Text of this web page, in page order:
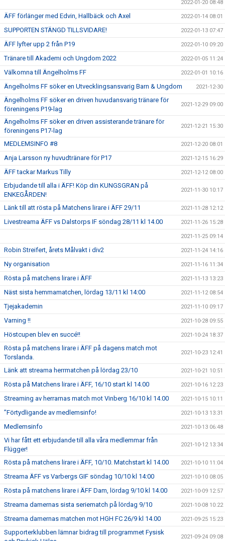
2022-01-20 08:48
ÄFF förlänger med Edvin, Hallbäck och Axel 2022-01-14 08:01
SUPPORTEN STÄNGD TILLSVIDARE! 2022-01-13 07:47
ÄFF lyfter upp 2 från P19 2022-01-10 09:20
Tränare till Akademi och Ungdom 2022 2022-01-05 11:24
Välkomna till Ängelholms FF 2022-01-01 10:16
Ängelholms FF söker en Utvecklingsansvarig Barn & Ungdom 2021-12-30
Ängelholms FF söker en driven huvudansvarig tränare för
föreningens P19-lag
2021-12-29 09:00
Ängelholms FF söker en driven assisterande tränare för
föreningens P17-lag
2021-12-21 15:30
MEDLEMSINFO #8 2021-12-20 08:01
Anja Larsson ny huvudtränare för P17 2021-12-15 16:29
ÄFF tackar Markus Tilly 2021-12-12 08:00
Erbjudande till alla i ÄFF! Köp din KUNGSGRAN på
ENKEGÅRDEN!
2021-11-30 10:17
Länk till att rösta på Matchens lirare i ÄFF 29/11 2021-11-28 12:12
Livestreama ÄFF vs Dalstorps IF söndag 28/11 kl 14.00 2021-11-26 15:28
2021-11-25 09:14
Robin Streifert, årets Målvakt i div2 2021-11-24 14:16
Ny organisation 2021-11-16 11:34
Rösta på matchens lirare i ÄFF 2021-11-13 13:23
Näst sista hemmamatchen, lördag 13/11 kl 14:00 2021-11-12 08:54
Tjejakademin 2021-11-10 09:17
Varning !! 2021-10-28 09:55
Höstcupen blev en succé!! 2021-10-24 18:37
Rösta på matchens lirare i ÄFF på dagens match mot
Torslanda.
2021-10-23 12:41
Länk att streama herrmatchen på lördag 23/10 2021-10-21 10:51
Rösta på Matchens lirare i ÄFF, 16/10 start kl 14.00 2021-10-16 12:23
Streaming av herrarnas match mot Vinberg 16/10 kl 14.00 2021-10-15 10:11
”Förtydligande av medlemsinfo! 2021-10-13 13:31
Medlemsinfo 2021-10-13 06:48
Vi har fått ett erbjudande till alla våra medlemmar från
Flügger!
2021-10-12 13:34
Rösta på matchens lirare i ÄFF, 10/10. Matchstart kl 14.00 2021-10-10 11:04
Streama ÄFF vs Varbergs GIF söndag 10/10 kl 14:00 2021-10-10 08:05
Rösta på matchens lirare i ÄFF Dam, lördag 9/10 kl 14.00 2021-10-09 12:57
Streama damernas sista seriematch på lördag 9/10 2021-10-08 10:22
Streama damernas matchen mot HGH FC 26/9 kl 14.00 2021-09-25 15:23
Supporterklubben lämnar bidrag till programmet Fysisk
2021-09-24 09:08